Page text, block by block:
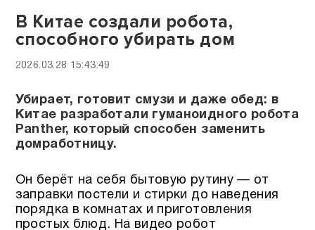
В Китае создали робота,
способного убирать дом
2026.03.28 15:43:49
Убирает, готовит смузи и даже обед: в
Китае разработали гуманоидного робота
Panther, который способен заменить
домработницу.
Он берёт на себя бытовую рутину — от
заправки постели и стирки до наведения
порядка в комнатах и приготовления
простых блюд. На видео робот